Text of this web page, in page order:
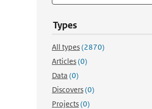
Types
All types(2870)
Articles(0)
Data (0)
Discovers(0)
Projects(0)